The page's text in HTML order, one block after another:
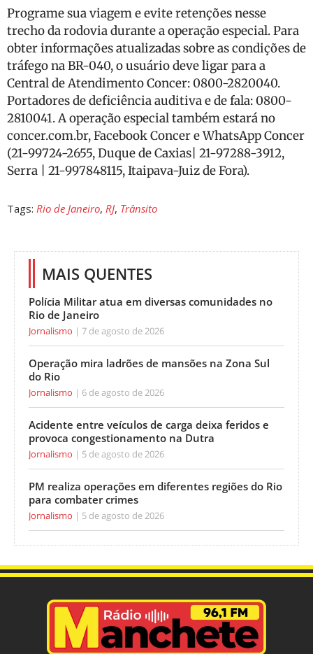
Programe sua viagem e evite retenções nesse
trecho da rodovia durante a operação especial. Para
obter informações atualizadas sobre as condições de
tráfego na BR-040, o usuário deve ligar para a
Central de Atendimento Concer: 0800-2820040.
Portadores de deficiência auditiva e de fala: 0800-
2810041. A operação especial também estará no
concer.com.br, Facebook Concer e WhatsApp Concer
(21-99724-2655, Duque de Caxias| 21-97288-3912,
Serra | 21-997848115, Itaipava-Juiz de Fora).
Tags: Rio de Janeiro, RJ, Trânsito
MAIS QUENTES
Polícia Militar atua em diversas comunidades no
Rio de Janeiro
Jornalismo 7 de agosto de 2026
Operação mira ladrões de mansões na Zona Sul
do Rio
Jornalismo 6 de agosto de 2026
Acidente entre veículos de carga deixa feridos e
provoca congestionamento na Dutra
Jornalismo 5 de agosto de 2026
PM realiza operações em diferentes regiões do Rio
para combater crimes
Jornalismo 5 de agosto de 2026